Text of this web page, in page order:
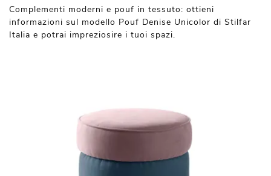
Complementi moderni e pouf in tessuto: ottieni
informazioni sul modello Pouf Denise Unicolor di Stilfar
Italia e potrai impreziosire i tuoi spazi.